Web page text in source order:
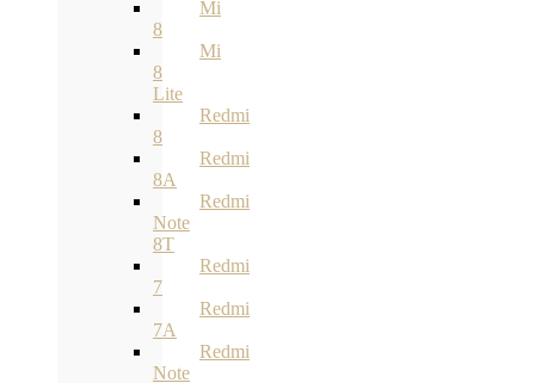
Mi
8
Mi
8
Lite
Redmi
8
Redmi
8A
Redmi
Note
8T
Redmi
7
Redmi
7A
Redmi
Note